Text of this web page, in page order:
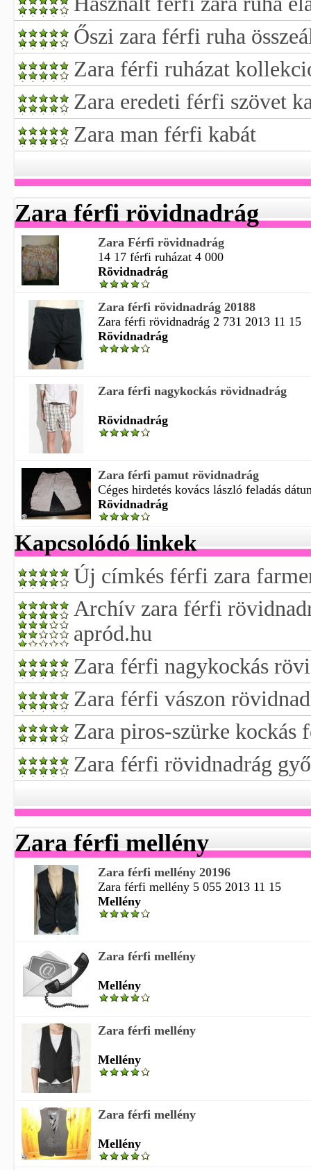
Őszi zara férfi ruha
Zara férfi ruházat
Zara eredeti férfi szövet
Zara man férfi kabát
Zara férfi rövidnadrág
Zara Férfi rövidnadrág
14 17 férfi ruházat 4 000
Rövidnadrág
Zara férfi rövidnadrág 20188
Zara férfi rövidnadrág 2 731 2013 11 15
Rövidnadrág
Zara férfi nagykockás rövidnadrág
Rövidnadrág
Zara férfi pamut rövidnadrág
Céges hirdetés kovács lászló feladás
Rövidnadrág
Kapcsolódó linkek
Új címkés férfi zara
Archív zara férfi
apród.hu
Zara férfi nagykockás
Zara férfi vászon
Zara piros-szürke kockás
Zara férfi rövidnadrág
Zara férfi mellény
Zara férfi mellény 20196
Zara férfi mellény 5 055 2013 11 15
Mellény
Zara férfi mellény
Mellény
Zara férfi mellény
Mellény
Zara férfi mellény
Mellény